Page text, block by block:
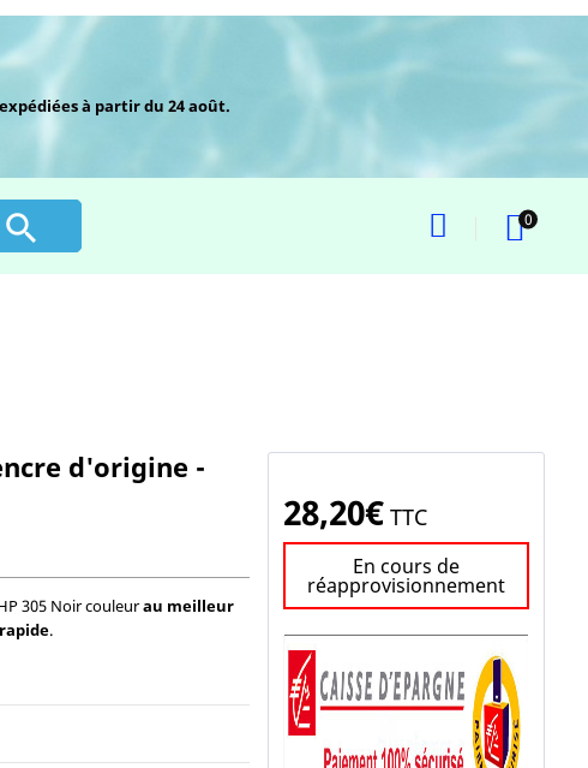
expédiées à partir du 24 août.
 0
d'origine -
305 Noir couleurau meilleur
.
28,20€ TTC
En cours de
réapprovisionnement